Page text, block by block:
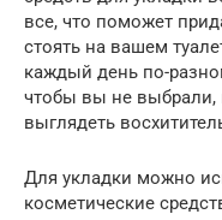
все, что поможет
стоять на вашем
каждый день по-
чтобы вы не выбрали,
выглядеть
Для укладки можно
косметические